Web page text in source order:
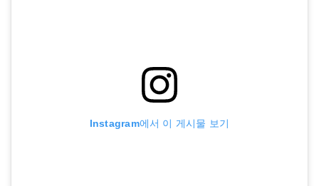
Instagram에서 이 게시물 보기